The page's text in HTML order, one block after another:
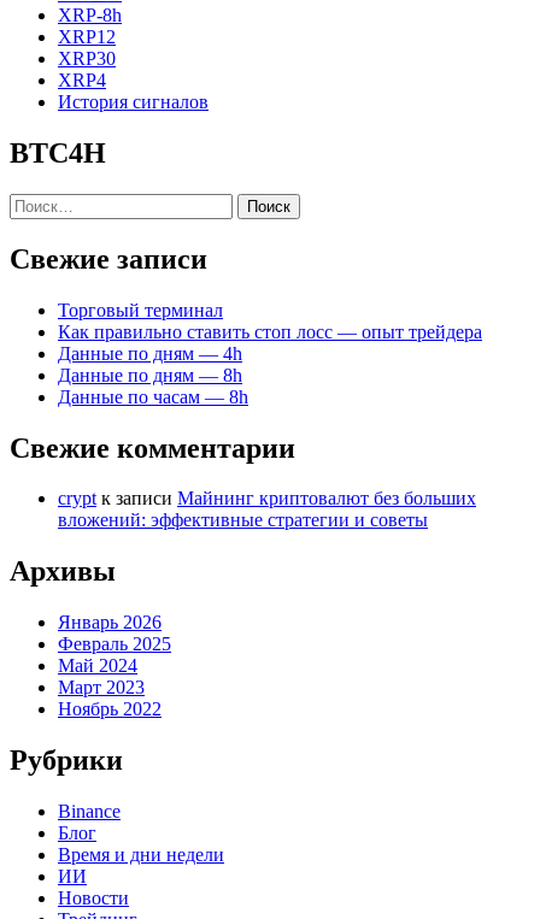
XRP-8h
XRP12
XRP30
XRP4
История сигналов
BTC4H
Найти:
Свежие записи
Торговый терминал
Как правильно ставить стоп лосс — опыт трейдера
Данные по дням — 4h
Данные по дням — 8h
Данные по часам — 8h
Свежие комментарии
cryptк записи Майнинг криптовалют без больших
вложений: эффективные стратегии и советы
Архивы
Январь 2026
Февраль 2025
Май 2024
Март 2023
Ноябрь 2022
Рубрики
Binance
Блог
Время и дни недели
ИИ
Новости